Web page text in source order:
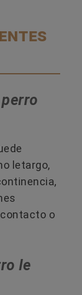
letargo,
o
le